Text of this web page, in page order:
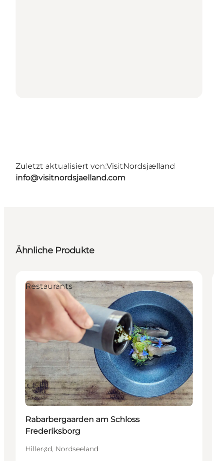
Zuletzt aktualisiert von:VisitNordsjælland
info@visitnordsjaelland.com
Ähnliche Produkte
Restaurants
Rabarbergaarden am Schloss
Frederiksborg
Hillerød, Nordseeland